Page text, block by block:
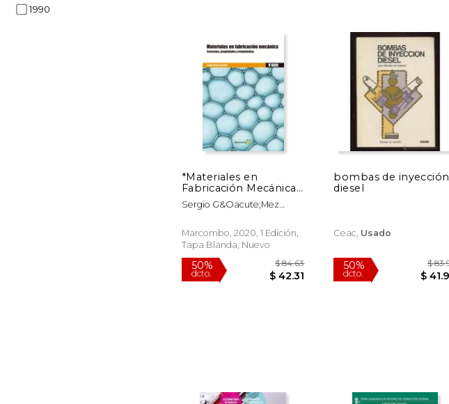
1990
50%
dcto.
50%
dcto.
*Materiales en
Fabricación Mecánica.
Estructuras,
Propiedades y
Sergio G&Oacute;Mez
Marcombo, 2020, 1 Edición,
Tapa Blanda, Nuevo
bombas de inyección
diesel
Ceac, Usado